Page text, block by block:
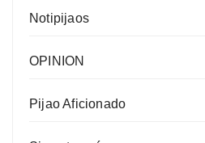
Notipijaos
OPINION
Pijao Aficionado